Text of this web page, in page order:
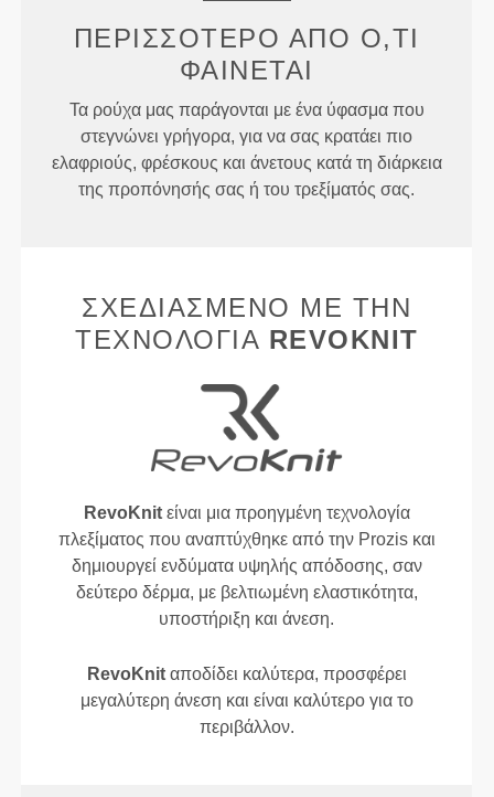
ΠΕΡΙΣΣΌΤΕΡΟ ΑΠΌ Ό,ΤΙ
ΦΑΊΝΕΤΑΙ
Τα ρούχα μας παράγονται με ένα ύφασμα που
στεγνώνει γρήγορα, για να σας κρατάει πιο
ελαφριούς, φρέσκους και άνετους κατά τη διάρκεια
της προπόνησής σας ή του τρεξίματός σας.
ΣΧΕΔΙΑΣΜΈΝΟ ΜΕ ΤΗΝ
ΤΕΧΝΟΛΟΓΊΑ REVOKNIT
RevoKnitείναι μια προηγμένη τεχνολογία
πλεξίματος που αναπτύχθηκε από την Prozis και
δημιουργεί ενδύματα υψηλής απόδοσης, σαν
δεύτερο δέρμα, με βελτιωμένη ελαστικότητα,
υποστήριξη και άνεση.
RevoKnitαποδίδει καλύτερα, προσφέρει
μεγαλύτερη άνεση και είναι καλύτερο για το
περιβάλλον.